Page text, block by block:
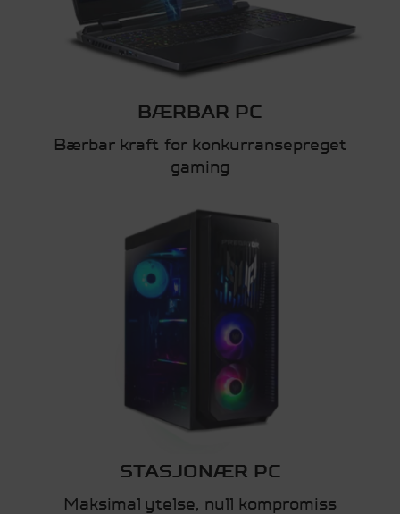
BÆRBAR PC
Bærbar kraft for konkurransepreget
gaming
STASJONÆR PC
Maksimal ytelse, null kompromiss